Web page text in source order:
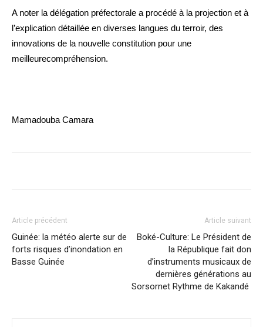
A noter la délégation préfectorale a procédé à la projection et à
l’explication détaillée en diverses langues du terroir, des
innovations de la nouvelle constitution pour une
meilleurecompréhension.
Mamadouba Camara
Article précédent
Guinée: la météo alerte sur de
forts risques d’inondation en
Basse Guinée
Article suivant
Boké-Culture: Le Président de
la République fait don
d’instruments musicaux de
dernières générations au
Sorsornet Rythme de Kakandé